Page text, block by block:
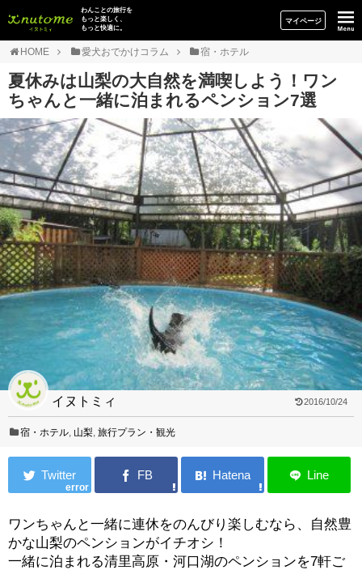
イヌトミィ
わんことの旅行を
もっと楽しく、
もっと快適に。
マイページ
HOME 愛犬おでかけコラム 宿・ホテル
夏休みは山梨の大自然を満喫しよう！ワン
ちゃんと一緒に泊まれるペンション7選
イヌトミィ 2016/10/24
宿・ホテル, 山梨,旅行プラン・観光
error
ワンちゃんと一緒に連休をのんびり楽しむなら、自然豊
かな山梨のペンションがイチオシ！
一緒に泊まれる清里高原・河口湖のペンションを7軒ご